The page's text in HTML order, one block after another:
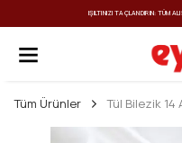
IŞILTINIZI TAÇLANDIRIN: TÜM
Tüm Ürünler Tül Bilezik 14